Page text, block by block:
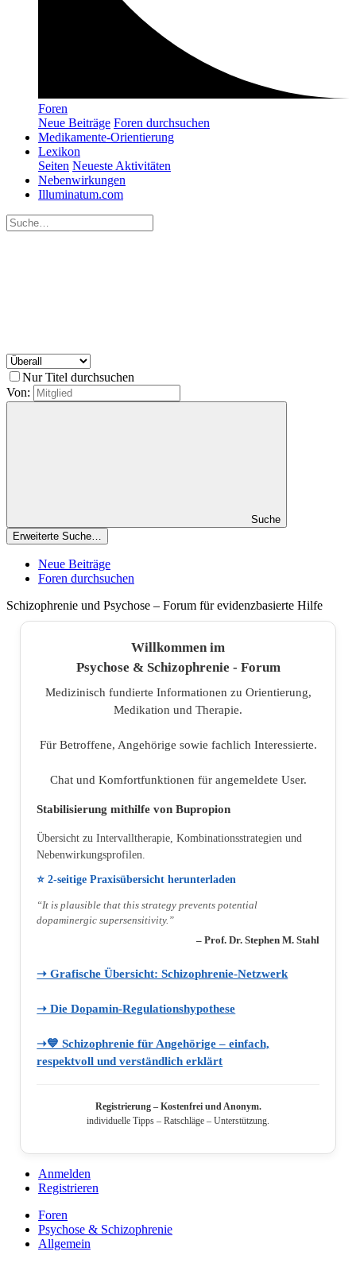
Foren
Neue Beiträge Foren durchsuchen
Medikamente-Orientierung
Lexikon
Seiten Neueste Aktivitäten
Nebenwirkungen
Illuminatum.com
Nur Titel durchsuchen
Von:
Suche
Erweiterte Suche…
Neue Beiträge
Foren durchsuchen
Schizophrenie und Psychose – Forum für evidenzbasierte Hilfe
Willkommen im
Psychose & Schizophrenie - Forum
Medizinisch fundierte Informationen zu Orientierung,
Medikation und Therapie.
Für Betroffene, Angehörige sowie fachlich Interessierte.
Chat und Komfortfunktionen für angemeldete User.
Stabilisierung mithilfe von Bupropion
Übersicht zu Intervalltherapie, Kombinationsstrategien und
Nebenwirkungsprofilen.
⭐ 2‑seitige Praxisübersicht herunterladen
“It is plausible that this strategy prevents potential
dopaminergic supersensitivity.”
– Prof. Dr. Stephen M. Stahl
➝ Grafische Übersicht: Schizophrenie‑Netzwerk
➝ Die Dopamin‑Regulationshypothese
➝💙 Schizophrenie für Angehörige – einfach,
respektvoll und verständlich erklärt
Registrierung – Kostenfrei und Anonym.
individuelle Tipps – Ratschläge – Unterstützung.
Anmelden
Registrieren
Foren
Psychose & Schizophrenie
Allgemein